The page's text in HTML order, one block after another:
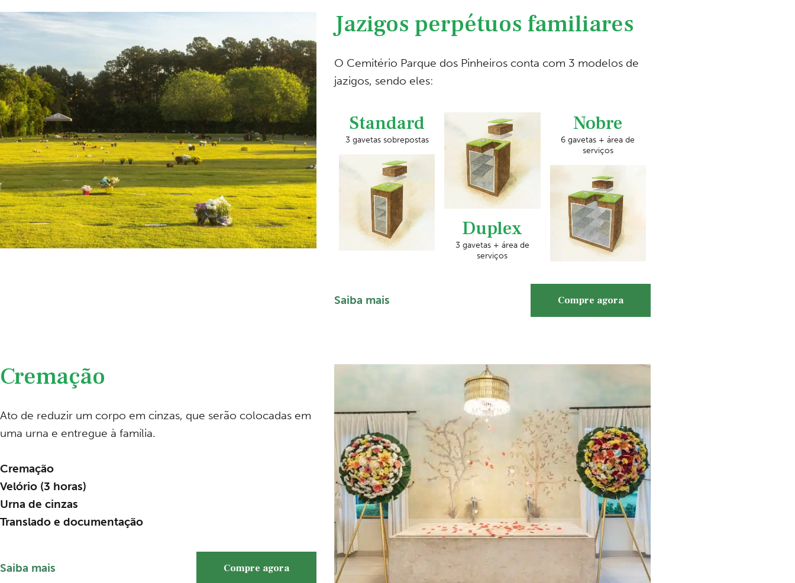
Jazigos perpétuos familiares
O Cemitério Parque dos Pinheiros conta com 3 modelos de
jazigos, sendo eles:
Standard
3 gavetas sobrepostas
Duplex
3 gavetas + área de
serviços
Nobre
6 gavetas + área de
serviços
Saiba mais Compre agora
Cremação
Ato de reduzir um corpo em cinzas, que serão colocadas em
uma urna e entregue à família.
Cremação
Velório (3 horas)
Urna de cinzas
Translado e documentação
Saiba mais Compre agora